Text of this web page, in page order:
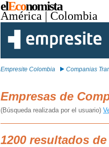
elEconomista
América | Colombia
Empresite Colombia Companias
Empresas de
(Búsqueda realizada por el usuario)
1200 resultados